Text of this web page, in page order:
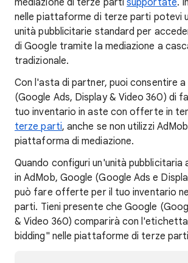
mediazione di terze partisupportate.
nelle piattaforme di terze parti potevi
unità pubblicitarie standard per
di Google tramite la mediazione a
tradizionale.
Con l'asta di partner, puoi consentire a
(Google Ads, Display & Video 360) di
tuo inventario in aste con offerte in
terze parti, anche se non utilizzi
piattaforma di mediazione.
Quando configuri un'unità pubblicitaria
in AdMob, Google (Google Ads e
può fare offerte per il tuo inventario
parti. Tieni presente che Google
& Video 360) comparirà con
bidding" nelle piattaforme di terze